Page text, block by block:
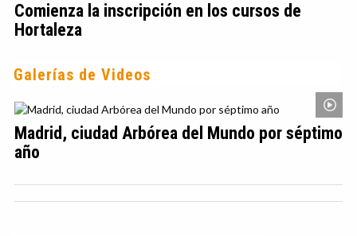
Comienza la inscripción en los cursos de
Hortaleza
Galerías de Videos
Madrid, ciudad Arbórea del Mundo por séptimo
año